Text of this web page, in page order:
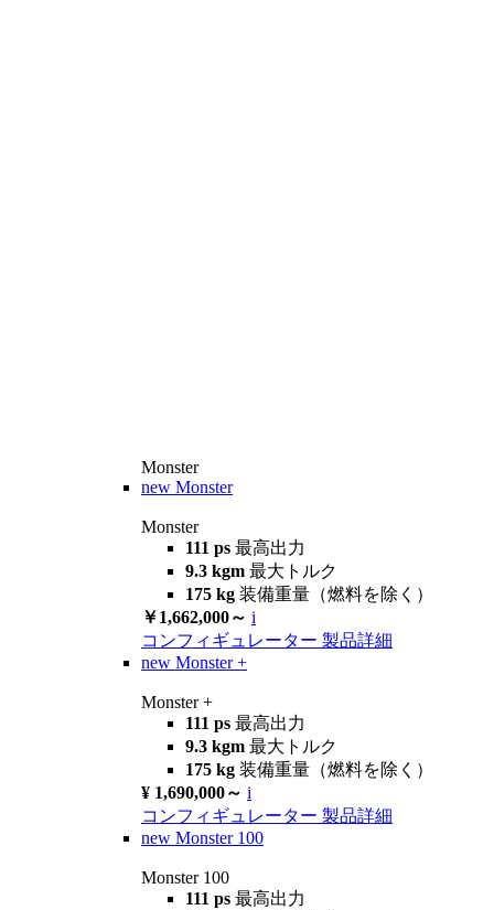
Monster
new Monster
Monster
111 ps 最高出力
9.3 kgm 最大トルク
175 kg 装備重量（燃料を除く）
￥1,662,000～ i
コンフィギュレーター 製品詳細
new Monster +
Monster +
111 ps 最高出力
9.3 kgm 最大トルク
175 kg 装備重量（燃料を除く）
¥ 1,690,000～ i
コンフィギュレーター 製品詳細
new Monster 100
Monster 100
111 ps 最高出力